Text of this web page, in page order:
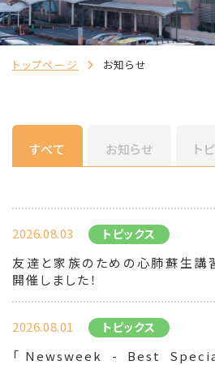
トップページ お知らせ
すべて お知らせ ト
2026.08.03 トピックス
友達と家族のための心肺蘇生講
開催しました！
2026.08.01 トピックス
「Newsweek - Best